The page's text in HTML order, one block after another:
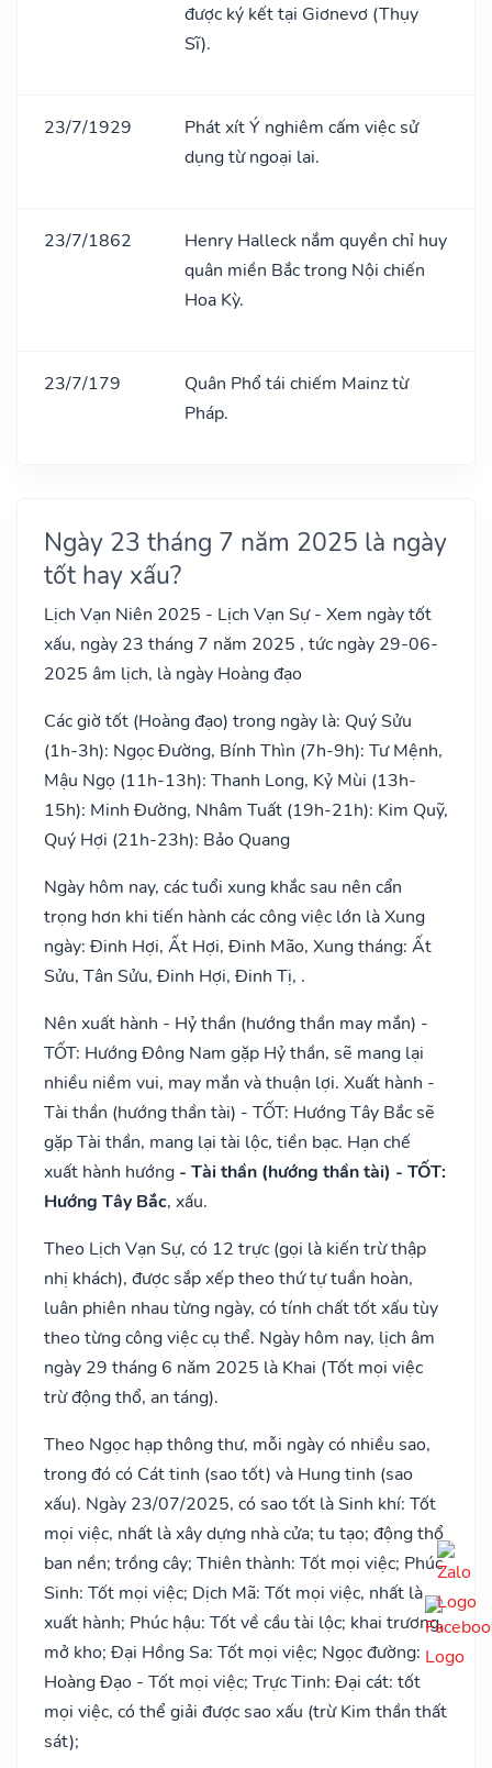
được ký kết tại Giơnevơ (Thụy
Sĩ).
23/7/1929
Phát xít Ý nghiêm cấm việc sử
dụng từ ngoại lai.
23/7/1862
Henry Halleck nắm quyền chỉ huy
quân miền Bắc trong Nội chiến
Hoa Kỳ.
23/7/179
Quân Phổ tái chiếm Mainz từ
Pháp.
Ngày 23 tháng 7 năm 2025 là ngày
tốt hay xấu?
Lịch Vạn Niên 2025 - Lịch Vạn Sự - Xem ngày tốt
xấu, ngày 23 tháng 7 năm 2025 , tức ngày 29-06-
2025 âm lịch, là ngày Hoàng đạo
Các giờ tốt (Hoàng đạo) trong ngày là: Quý Sửu
(1h-3h): Ngọc Đường, Bính Thìn (7h-9h): Tư Mệnh,
Mậu Ngọ (11h-13h): Thanh Long, Kỷ Mùi (13h-
15h): Minh Đường, Nhâm Tuất (19h-21h): Kim Quỹ,
Quý Hợi (21h-23h): Bảo Quang
Ngày hôm nay, các tuổi xung khắc sau nên cẩn
trọng hơn khi tiến hành các công việc lớn là Xung
ngày: Đinh Hợi, Ất Hợi, Đinh Mão, Xung tháng: Ất
Sửu, Tân Sửu, Đinh Hợi, Đinh Tị, .
Nên xuất hành - Hỷ thần (hướng thần may mắn) -
TỐT: Hướng Đông Nam gặp Hỷ thần, sẽ mang lại
nhiều niềm vui, may mắn và thuận lợi. Xuất hành -
Tài thần (hướng thần tài) - TỐT: Hướng Tây Bắc sẽ
gặp Tài thần, mang lại tài lộc, tiền bạc. Hạn chế
xuất hành hướng - Tài thần (hướng thần tài) - TỐT:
Hướng Tây Bắc, xấu.
Theo Lịch Vạn Sự, có 12 trực (gọi là kiến trừ thập
nhị khách), được sắp xếp theo thứ tự tuần hoàn,
luân phiên nhau từng ngày, có tính chất tốt xấu tùy
theo từng công việc cụ thể. Ngày hôm nay, lịch âm
ngày 29 tháng 6 năm 2025 là Khai (Tốt mọi việc
trừ động thổ, an táng).
Theo Ngọc hạp thông thư, mỗi ngày có nhiều sao,
trong đó có Cát tinh (sao tốt) và Hung tinh (sao
xấu). Ngày 23/07/2025, có sao tốt là Sinh khí: Tốt
mọi việc, nhất là xây dựng nhà cửa; tu tạo; động thổ
ban nền; trồng cây; Thiên thành: Tốt mọi việc; Phúc
Sinh: Tốt mọi việc; Dịch Mã: Tốt mọi việc, nhất là
xuất hành; Phúc hậu: Tốt về cầu tài lộc; khai trương,
mở kho; Đại Hồng Sa: Tốt mọi việc; Ngọc đường:
Hoàng Đạo - Tốt mọi việc; Trực Tinh: Đại cát: tốt
mọi việc, có thể giải được sao xấu (trừ Kim thần thất
sát);